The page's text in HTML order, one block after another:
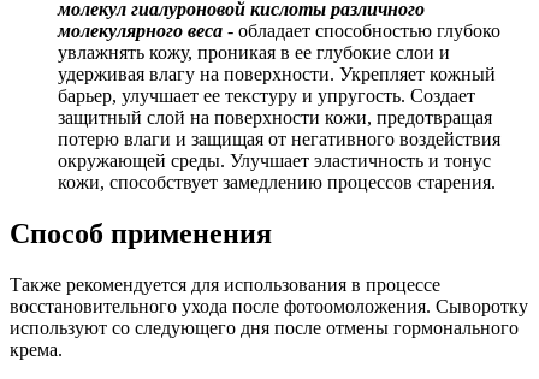
молекул гиалуроновой кислоты различного
молекулярного веса - обладает способностью глубоко
увлажнять кожу, проникая в ее глубокие слои и
удерживая влагу на поверхности. Укрепляет кожный
барьер, улучшает ее текстуру и упругость. Создает
защитный слой на поверхности кожи, предотвращая
потерю влаги и защищая от негативного воздействия
окружающей среды. Улучшает эластичность и тонус
кожи, способствует замедлению процессов старения.
Способ применения
Также рекомендуется для использования в процессе
восстановительного ухода после фотоомоложения. Сыворотку
используют со следующего дня после отмены гормонального
крема.